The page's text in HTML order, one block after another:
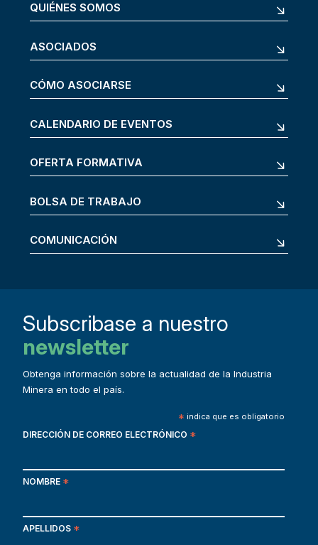
QUIÉNES SOMOS
ASOCIADOS
CÓMO ASOCIARSE
CALENDARIO DE EVENTOS
OFERTA FORMATIVA
BOLSA DE TRABAJO
COMUNICACIÓN
Subscribase a nuestro
newsletter
Obtenga información sobre la actualidad de la Industria
Minera en todo el país.
* indica que es obligatorio
DIRECCIÓN DE CORREO ELECTRÓNICO *
NOMBRE *
APELLIDOS *